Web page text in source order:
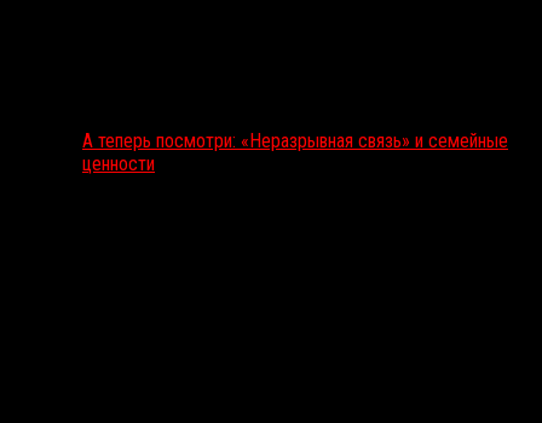
А теперь посмотри: «Неразрывная связь» и семейные
ценности